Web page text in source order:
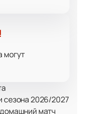
могут
сезона 2026/2027
матч